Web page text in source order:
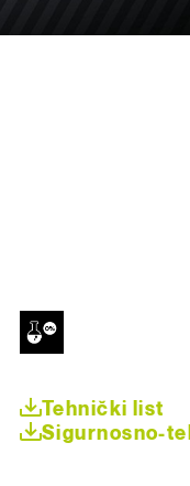
Tehnički list
Sigurnosno-